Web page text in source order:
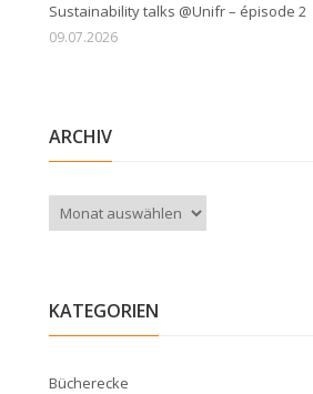
Sustainability talks @Unifr – épisode 2
09.07.2026
ARCHIV
Archiv
KATEGORIEN
Bücherecke